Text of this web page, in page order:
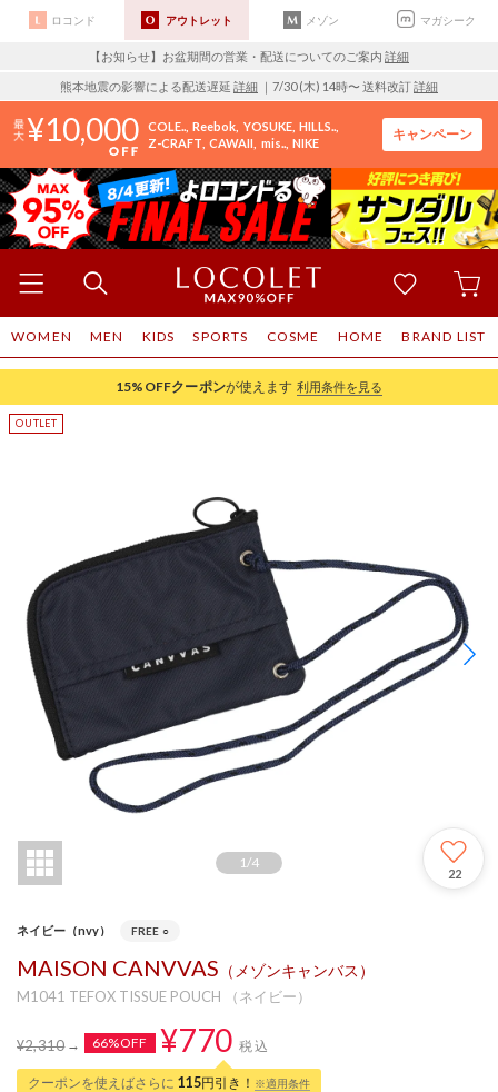
ロコンド アウトレット メゾン マガシーク
【お知らせ】お盆期間の営業・配送についてのご案内 詳細
熊本地震の影響による配送遅延 詳細 ｜7/30 (木) 14時〜 送料改訂詳細
10,000 COLE.. Reebok YOSUKE HILLS..
Z-CRAFT CAWAII mis.. NIKE
キャンペーン
WOMEN MEN KIDS SPORTS COSME HOME BRAND LIST
15%OFFクーポンが使えます 利用条件を見る
1 /4
22
ネイビー（nvy） FREE ○
MAISON CANVVAS （メゾンキャンバス）
M1041 TEFOX TISSUE POUCH （ネイビー）
¥2,310 66%OFF ¥770 税込
クーポンを使えばさらに 115円引き！ ※適用条件